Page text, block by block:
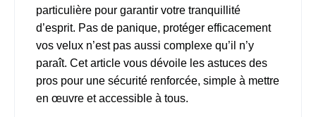
particulière pour garantir votre tranquillité
d’esprit. Pas de panique, protéger efficacement
vos velux n’est pas aussi complexe qu’il n’y
paraît. Cet article vous dévoile les astuces des
pros pour une sécurité renforcée, simple à mettre
en œuvre et accessible à tous.